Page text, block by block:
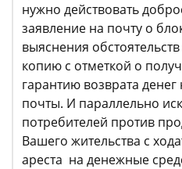
нужно действовать
заявление на почту о
выяснения
копию с отметкой о
гарантию возврата денег
почты. И параллельно
потребителей против
Вашего жительства с
ареста на денежные